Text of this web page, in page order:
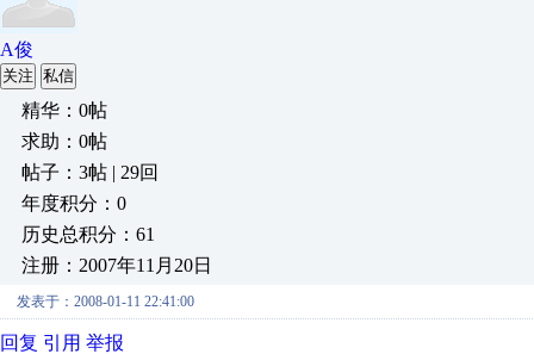
A俊
关注 私信
精华：0帖
求助：0帖
帖子：3帖 | 29回
年度积分：0
历史总积分：61
注册：2007年11月20日
发表于：2008-01-11 22:41:00
回复 引用 举报